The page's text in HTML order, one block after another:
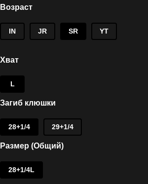
Возраст
IN JR SR YT
Хват
L
Загиб клюшки
28+1/4 29+1/4
Размер (Общий)
28+1/4L